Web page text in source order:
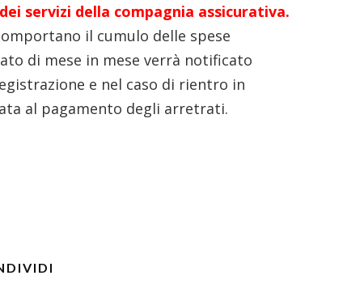
servizi della compagnia assicurativa.
il cumulo delle spese
di mese in mese verrà notificato
e nel caso di rientro in
al pagamento degli arretrati.